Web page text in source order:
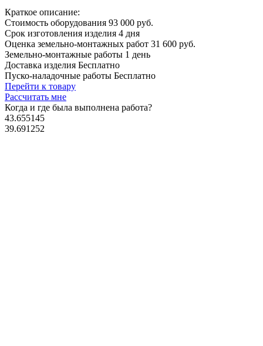
Краткое описание:
Стоимость оборудования 93 000 руб.
Срок изготовления изделия 4 дня
Оценка земельно-монтажных работ 31 600 руб.
Земельно-монтажные работы 1 день
Доставка изделия Бесплатно
Пуско-наладочные работы Бесплатно
Перейти к товару
Рассчитать мне
Когда и где была выполнена работа?
43.655145
39.691252